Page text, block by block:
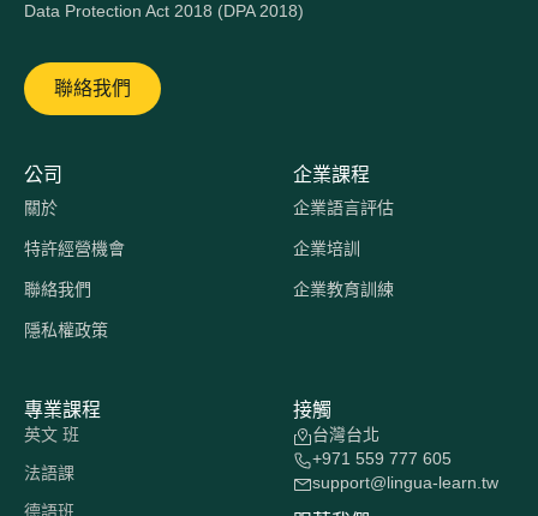
Data Protection Act 2018 (DPA 2018)
聯絡我們
公司
關於
特許經營機會
聯絡我們
隱私權政策
企業課程
企業語言評估
企業培訓
企業教育訓練
專業課程
英文 班
法語課
德語班
接觸
台灣台北
+971 559 777 605
support@lingua-learn.tw